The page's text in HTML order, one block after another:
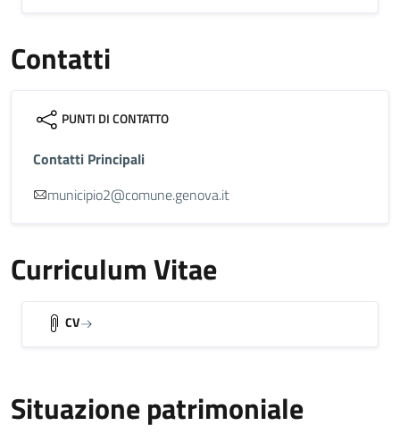
Contatti
PUNTI DI CONTATTO
Contatti Principali
municipio2@comune.genova.it
Curriculum Vitae
CV
Situazione patrimoniale